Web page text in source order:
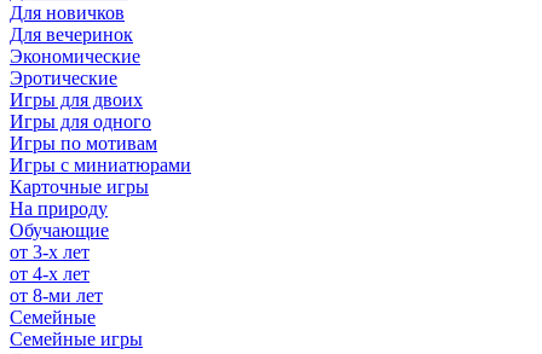
Для новичков
Для вечеринок
Экономические
Эротические
Игры для двоих
Игры для одного
Игры по мотивам
Игры с миниатюрами
Карточные игры
На природу
Обучающие
от 3-х лет
от 4-х лет
от 8-ми лет
Семейные
Семейные игры